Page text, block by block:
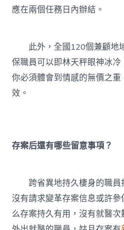
應在兩個任務日內辦結。
此外，全國120個兼顧地
保職員可以即林天秤眼神冰冷
你必須體會到情感的無價之
效。
存案后還有哪些留意事項？
跨省異地持久棲身的職
沒有請求變革存案信息或許
么存案持久有用，沒有就醫